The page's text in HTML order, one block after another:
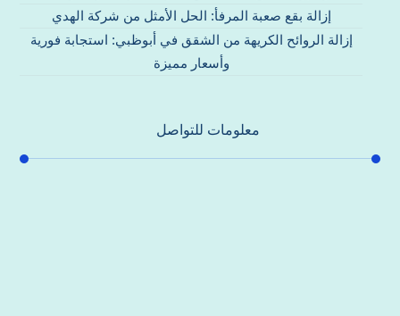
إزالة بقع صعبة المرفأ: الحل الأمثل من شركة الهدي
إزالة الروائح الكريهة من الشقق في أبوظبي: استجابة فورية
وأسعار مميزة
معلومات للتواصل